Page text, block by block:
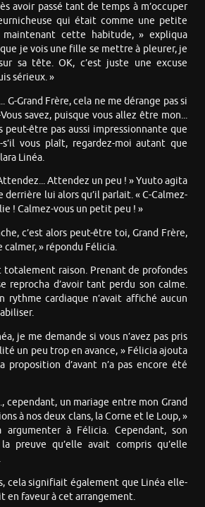
avoir passé tant de temps à m’occuper
qui était comme une petite
cette habitude, » expliqua
je vois une fille se mettre à pleurer, je
sa tête. OK, c’est juste une excuse
sérieux. »
G-Grand Frère, cela ne me dérange pas si
savez, puisque vous allez être mon...
peut-être pas aussi impressionnante que
s’il vous plaît, regardez-moi autant que
Linéa.
Attendez un peu ! » Yuuto agita
derrière lui alors qu’il parlait. « C-Calmez-
! Calmez-vous un petit peu ! »
c’est alors peut-être toi, Grand Frère,
» répondu Félicia.
totalement raison. Prenant de profondes
reprocha d’avoir tant perdu son calme.
rythme cardiaque n’avait affiché aucun
je me demande si vous n’avez pas pris
un peu trop en avance, » Félicia ajouta
proposition d’avant n’a pas encore été
cependant, un mariage entre mon Grand
à nos deux clans, la Corne et le Loup, »
argumenter à Félicia. Cependant, son
preuve qu’elle avait compris qu’elle
cela signifiait également que Linéa elle-
en faveur à cet arrangement.